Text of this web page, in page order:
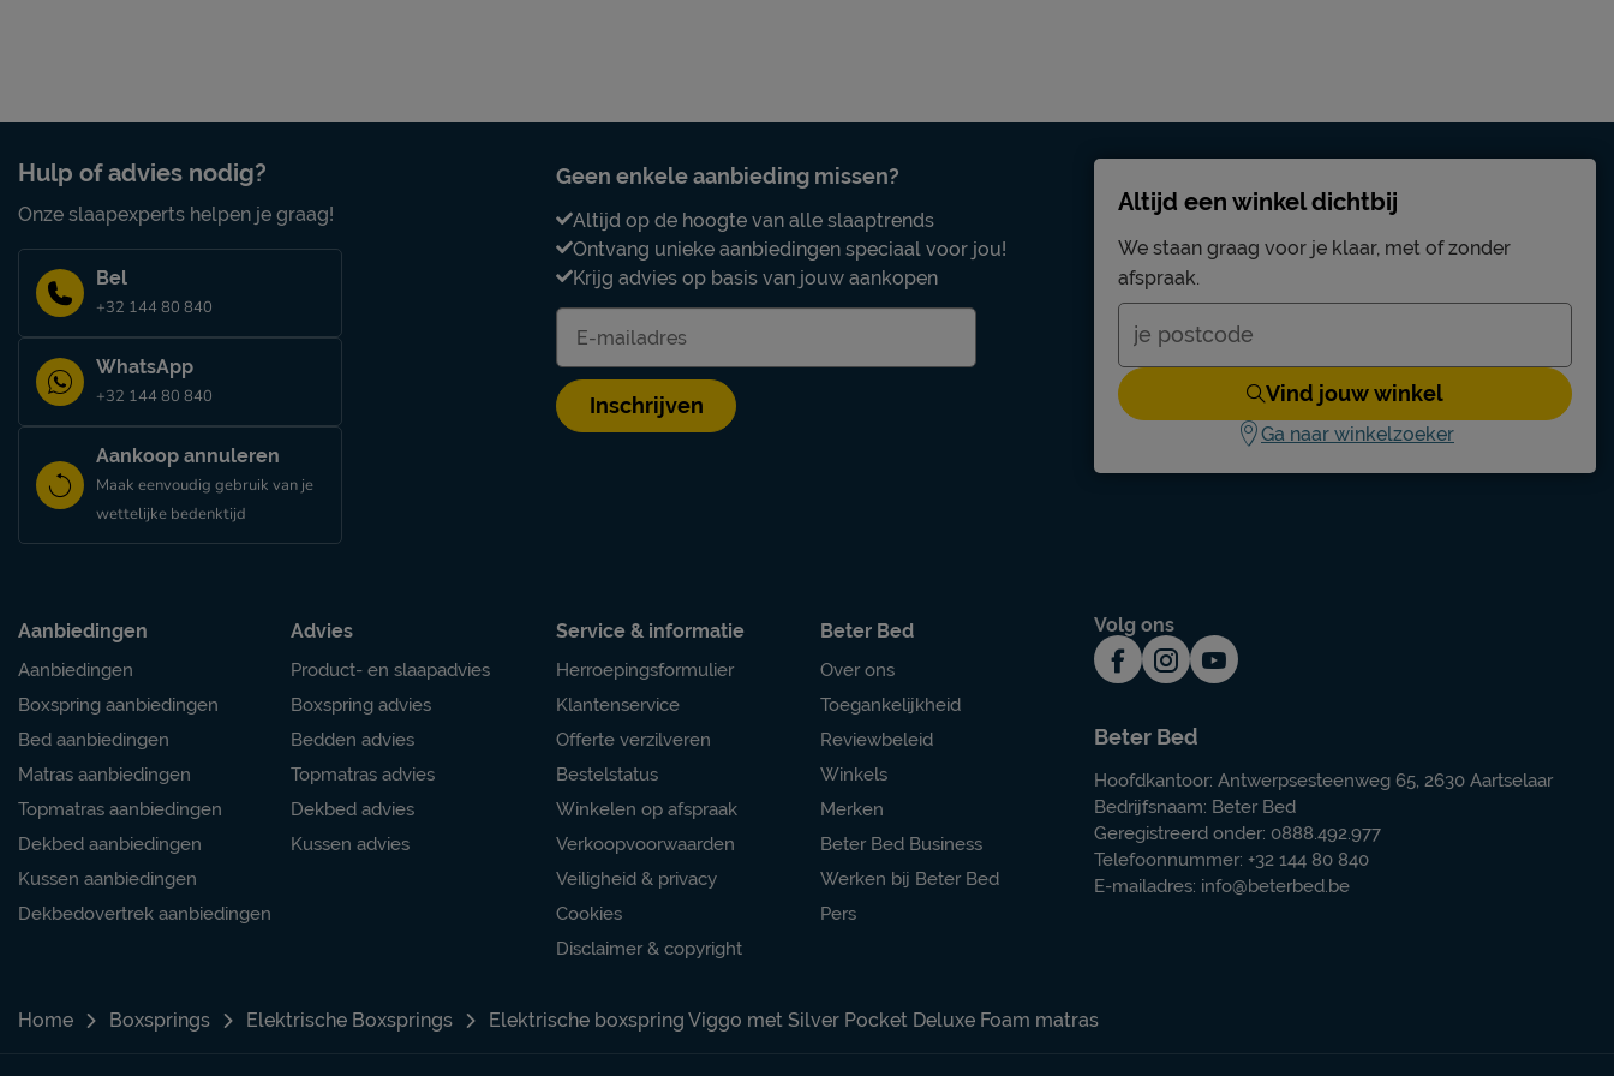
zwart
Goed om te weten
Garantie
3 jaar garantie volgens Beter Bed
Onderhoud
Stofzuigen met een meubelmondstuk
Beter Bed B.V.
Hulp of advies nodig?
Onze slaapexperts helpen je graag!
Bel
+32 144 80 840
WhatsApp
+32 144 80 840
Aankoop annuleren
Maak eenvoudig gebruik van je
wettelijke bedenktijd
Geen enkele aanbieding missen?
Altijd op de hoogte van alle slaaptrends
Ontvang unieke aanbiedingen speciaal voor jou!
Krijg advies op basis van jouw aankopen
Inschrijven
Altijd een winkel dichtbij
We staan graag voor je klaar, met of zonder
afspraak.
Vind jouw winkel
Ga naar winkelzoeker
Aanbiedingen
Aanbiedingen
Boxspring aanbiedingen
Bed aanbiedingen
Matras aanbiedingen
Topmatras aanbiedingen
Dekbed aanbiedingen
Kussen aanbiedingen
Dekbedovertrek aanbiedingen
Advies
Product- en slaapadvies
Boxspring advies
Bedden advies
Topmatras advies
Dekbed advies
Kussen advies
Service & informatie
Herroepingsformulier
Klantenservice
Offerte verzilveren
Bestelstatus
Winkelen op afspraak
Verkoopvoorwaarden
Veiligheid & privacy
Cookies
Disclaimer & copyright
Beter Bed
Over ons
Toegankelijkheid
Reviewbeleid
Winkels
Merken
Beter Bed Business
Werken bij Beter Bed
Pers
Volg ons
Beter Bed
Hoofdkantoor: Antwerpsesteenweg 65, 2630 Aartselaar
Bedrijfsnaam: Beter Bed
Geregistreerd onder: 0888.492.977
Telefoonnummer: +32 144 80 840
E-mailadres: info@beterbed.be
Home Boxsprings Elektrische Boxsprings Elektrische boxspring Viggo met Silver Pocket Deluxe Foam matras